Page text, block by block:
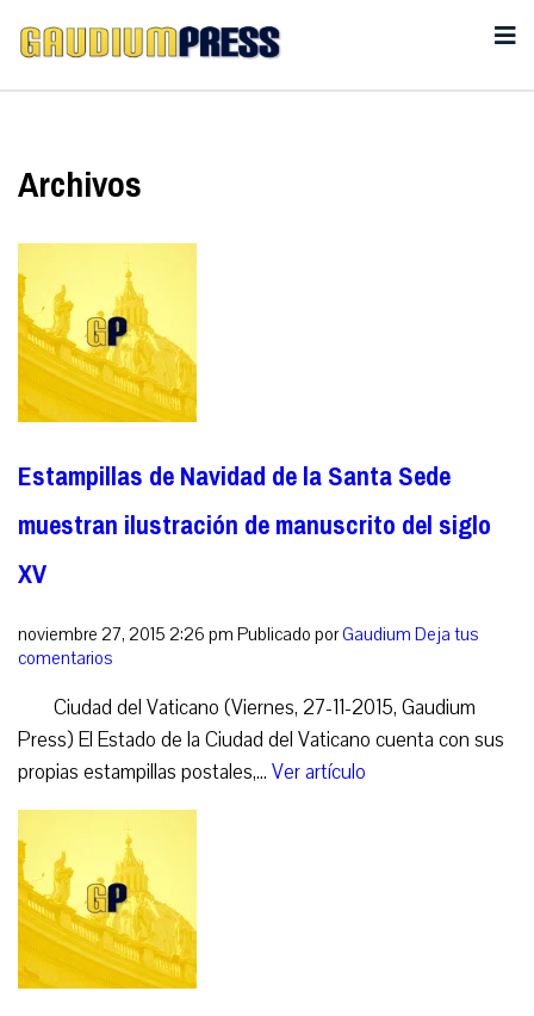
Archivos
Estampillas de Navidad de la Santa Sede
muestran ilustración de manuscrito del siglo
XV
noviembre 27, 2015 2:26 pm Publicado porGaudium Deja tus
comentarios
Ciudad del Vaticano (Viernes, 27-11-2015, Gaudium
Press) El Estado de la Ciudad del Vaticano cuenta con sus
propias estampillas postales,... Ver artículo